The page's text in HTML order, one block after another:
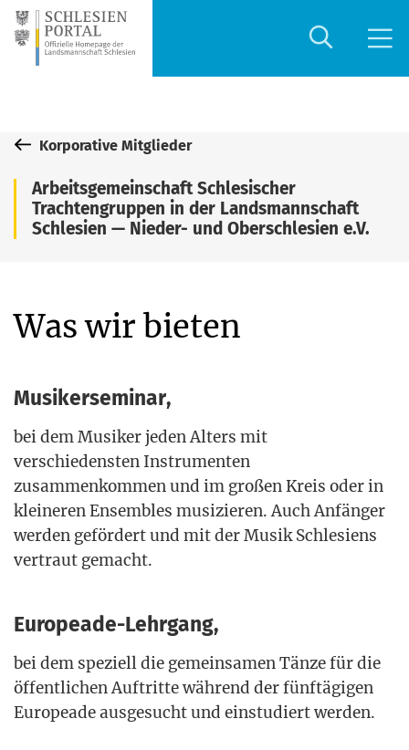
Korporative Mitglieder
Arbeitsgemeinschaft Schlesischer
Trachtengruppen in der Landsmannschaft
Schlesien — Nieder- und Oberschlesien e.V.
Was wir bieten
Musikerseminar,
bei dem Musi­ker jeden Alters mit
ver­schie­dens­ten Instru­men­ten
zusam­men­kom­men und im gro­ßen Kreis oder in
klei­ne­ren Ensem­bles musi­zie­ren. Auch Anfän­ger
wer­den geför­dert und mit der Musik Schle­si­ens
ver­traut gemacht.
Europeade-Lehrgang,
bei dem spe­zi­ell die gemein­sa­men Tän­ze für die
öffent­li­chen Auf­trit­te wäh­rend der fünf­tä­gi­gen
Euro­pea­de aus­ge­sucht und ein­stu­diert werden.